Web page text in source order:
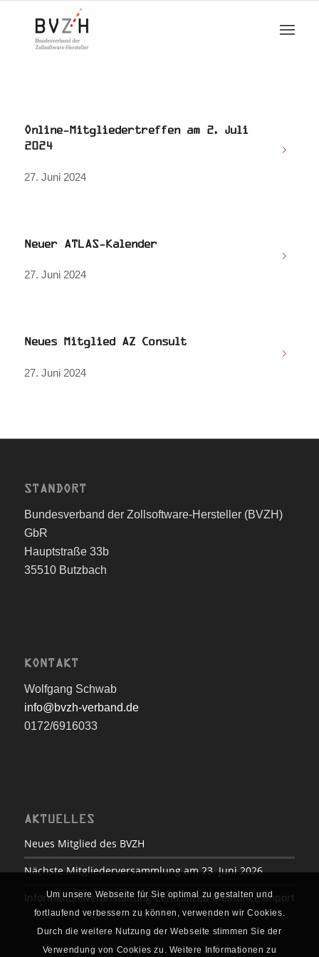
Online-Mitgliedertreffen am 2. Juli
2024
27. Juni 2024
Neuer ATLAS-Kalender
27. Juni 2024
Neues Mitglied AZ Consult
27. Juni 2024
STANDORT
Bundesverband der Zollsoftware-Hersteller (BVZH)
GbR
Hauptstraße 33b
35510 Butzbach
KONTAKT
Wolfgang Schwab
info@bvzh-verband.de
0172/6916033
AKTUELLES
Neues Mitglied des BVZH
Nächste Mitgliederversammlung am 23. Juni 2026
Informationsveranstaltung Centralized Clearance Import
Um unsere Webseite für Sie optimal zu gestalten und
fortlaufend verbessern zu können, verwenden wir Cookies.
Durch die weitere Nutzung der Webseite stimmen Sie der
Verwendung von Cookies zu. Weitere Informationen zu